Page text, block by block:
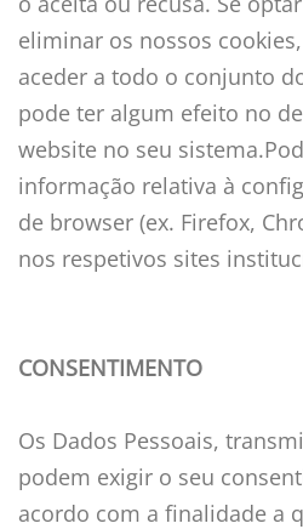
eliminar os nossos
aceder a todo o conjunto
pode ter algum efeito no
website no seu
informação relativa à
de browser (ex. Firefox,
nos respetivos sites
CONSENTIMENTO
Os Dados Pessoais,
podem exigir o seu
acordo com a finalidade a